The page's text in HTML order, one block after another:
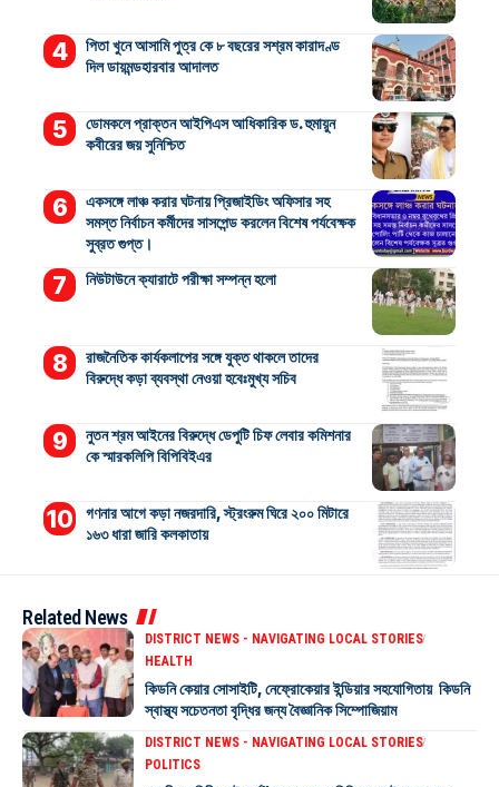
পিতা খুনে আসামি পুত্র কে ৮ বছরের সশ্রম কারাদণ্ড
দিল ডায়মন্ডহারবার আদালত
ডোমকলে প্রাক্তন আইপিএস আধিকারিক ড. হুমায়ুন
কবীরের জয় সুনিশ্চিত
একসঙ্গে লাঞ্চ করার ঘটনায় প্রিজাইডিং অফিসার সহ
সমস্ত নির্বাচন কর্মীদের সাসপেন্ড করলেন বিশেষ পর্যবেক্ষক
সুব্রত গুপ্ত।
নিউটাউনে ক্যারাটে পরীক্ষা সম্পন্ন হলো
রাজনৈতিক কার্যকলাপের সঙ্গে যুক্ত থাকলে তাদের
বিরুদ্ধে কড়া ব্যবস্থা নেওয়া হবেঃমুখ্য সচিব
নুতন শ্রম আইনের বিরুদ্ধে ডেপুটি চিফ লেবার কমিশনার
কে স্মারকলিপি বিপিবিইএর
গণনার আগে কড়া নজরদারি, স্ট্রংরুম ঘিরে ২০০ মিটারে
১৬৩ ধারা জারি কলকাতায়
Related News
DISTRICT NEWS - NAVIGATING LOCAL STORIES
HEALTH
কিডনি কেয়ার সোসাইটি, নেফ্রোকেয়ার ইন্ডিয়ার সহযোগিতায় কিডনি
স্বাস্থ্য সচেতনতা বৃদ্ধির জন্য বৈজ্ঞানিক সিম্পোজিয়াম
DISTRICT NEWS - NAVIGATING LOCAL STORIES
POLITICS